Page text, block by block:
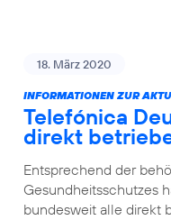
18. März 2020
INFORMATIONEN ZUR
Telefónica
direkt
Entsprechend der
Gesundheitsschutzes
bundesweit alle direkt